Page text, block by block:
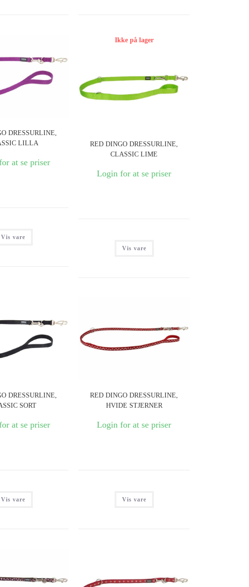
DRESSURLINE,
LILLA
at se priser
Vis vare
Ikke på lager
RED DINGO DRESSURLINE,
CLASSIC LIME
Login for at se priser
Vis vare
DRESSURLINE,
SORT
at se priser
Vis vare
RED DINGO DRESSURLINE,
HVIDE STJERNER
Login for at se priser
Vis vare